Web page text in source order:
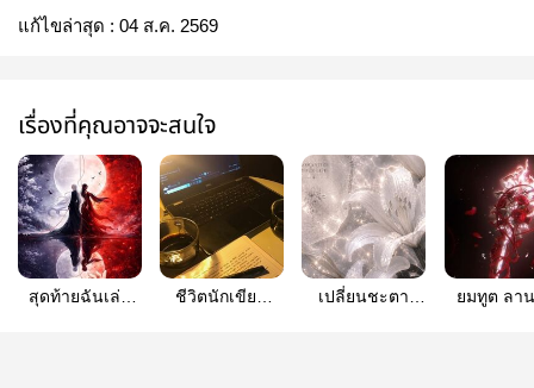
แก้ไขล่าสุด : 04 ส.ค. 2569
เรื่องที่คุณอาจจะสนใจ
สุดท้ายฉันเล่น
ชีวิตนักเขียน
เปลี่ยนชะตา
ยมทูต ลา